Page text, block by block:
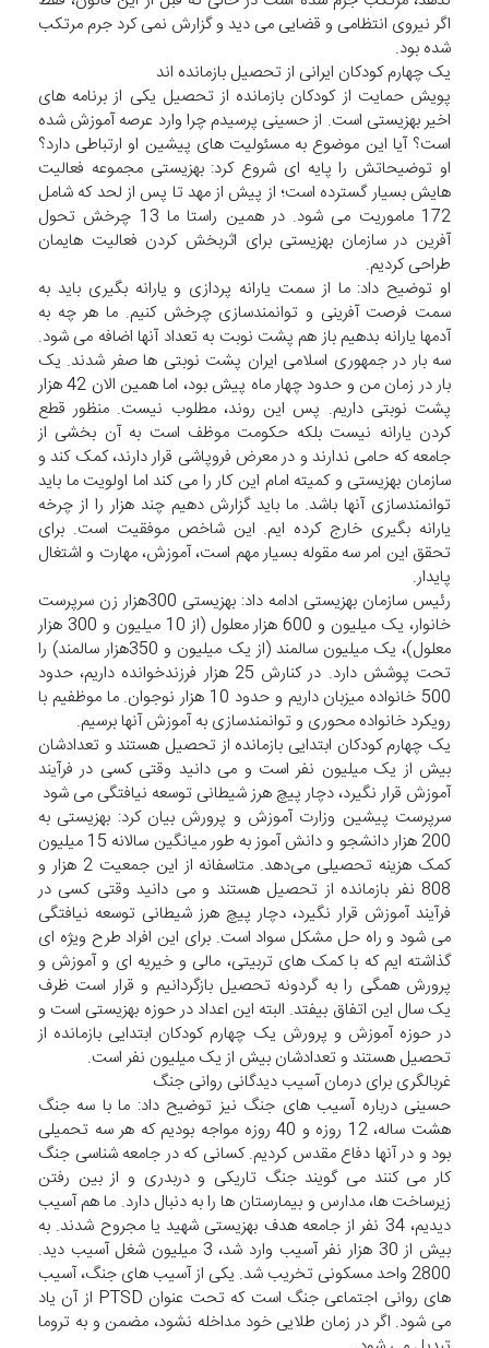
اگر نیروی انتظامی و قضایی می دید و گزارش نمی کرد جرم مرتکب
شده بود.
یک چهارم کودکان ایرانی از تحصیل بازمانده اند
پویش حمایت از کودکان بازمانده از تحصیل یکی از برنامه های
اخیر بهزیستی است. از حسینی پرسیدم چرا وارد عرصه آموزش شده
است؟ آیا این موضوع به مسئولیت های پیشین او ارتباطی دارد؟
او توضیحاتش را پایه ای شروع کرد: بهزیستی مجموعه فعالیت
هایش بسیار گسترده است؛ از پیش از مهد تا پس از لحد که شامل
172 ماموریت می شود. در همین راستا ما 13 چرخش تحول
آفرین در سازمان بهزیستی برای اثربخش کردن فعالیت هایمان
طراحی کردیم.
او توضیح داد: ما از سمت یارانه پردازی و یارانه بگیری باید به
سمت فرصت آفرینی و توانمندسازی چرخش کنیم. ما هر چه به
آدمها یارانه بدهیم باز هم پشت نوبت به تعداد آنها اضافه می شود.
سه بار در جمهوری اسلامی ایران پشت نوبتی ها صفر شدند. یک
بار در زمان من و حدود چهار ماه پیش بود، اما همین الان 42 هزار
پشت نوبتی داریم. پس این روند، مطلوب نیست. منظور قطع
کردن یارانه نیست بلکه حکومت موظف است به آن بخشی از
جامعه که حامی ندارند و در معرض فروپاشی قرار دارند، کمک کند و
سازمان بهزیستی و کمیته امام این کار را می کند اما اولویت ما باید
توانمندسازی آنها باشد. ما باید گزارش دهیم چند هزار را از چرخه
یارانه بگیری خارج کرده ایم. این شاخص موفقیت است. برای
تحقق این امر سه مقوله بسیار مهم است، آموزش، مهارت و اشتغال
پایدار.
رئیس سازمان بهزیستی ادامه داد: بهزیستی 300هزار زن سرپرست
خانوار، یک میلیون و 600 هزار معلول (از 10 میلیون و 300 هزار
معلول)، یک میلیون سالمند (از یک میلیون و 350هزار سالمند) را
تحت پوشش دارد. در کنارش 25 هزار فرزندخوانده داریم، حدود
500 خانواده میزبان داریم و حدود 10 هزار نوجوان. ما موظفیم با
رویکرد خانواده محوری و توانمندسازی به آموزش آنها برسیم.
یک چهارم کودکان ابتدایی بازمانده از تحصیل هستند و تعدادشان
بیش از یک میلیون نفر است و می دانید وقتی کسی در فرآیند
آموزش قرار نگیرد، دچار پیچ هرز شیطانی توسعه نیافتگی می شود
سرپرست پیشین وزارت آموزش و پرورش بیان کرد: بهزیستی به
200 هزار دانشجو و دانش آموز به طور میانگین سالانه 15 میلیون
کمک هزینه تحصیلی می‌دهد. متاسفانه از این جمعیت 2 هزار و
808 نفر بازمانده از تحصیل هستند و می دانید وقتی کسی در
فرآیند آموزش قرار نگیرد، دچار پیچ هرز شیطانی توسعه نیافتگی
می شود و راه حل مشکل سواد است. برای این افراد طرح ویژه ای
گذاشته ایم که با کمک های تربیتی، مالی و خیریه ای و آموزش و
پرورش همگی را به گردونه تحصیل بازگردانیم و قرار است ظرف
یک سال این اتفاق بیفتد. البته این اعداد در حوزه بهزیستی است و
در حوزه آموزش و پرورش یک چهارم کودکان ابتدایی بازمانده از
تحصیل هستند و تعدادشان بیش از یک میلیون نفر است.
غربالگری برای درمان آسیب دیدگانی روانی جنگ
حسینی درباره آسیب های جنگ نیز توضیح داد: ما با سه جنگ
هشت ساله، 12 روزه و 40 روزه مواجه بودیم که هر سه تحمیلی
بود و در آنها دفاع مقدس کردیم. کسانی که در جامعه شناسی جنگ
کار می کنند می گویند جنگ تاریکی و دربدری و از بین رفتن
زیرساخت ها، مدارس و بیمارستان ها را به دنبال دارد. ما هم آسیب
دیدیم، 34 نفر از جامعه هدف بهزیستی شهید یا مجروح شدند. به
بیش از 30 هزار نفر آسیب وارد شد، 3 میلیون شغل آسیب دید.
2800 واحد مسکونی تخریب شد. یکی از آسیب های جنگ، آسیب
های روانی اجتماعی جنگ است که تحت عنوان PTSD از آن یاد
می شود. اگر در زمان طلایی خود مداخله نشود، مضمن و به تروما